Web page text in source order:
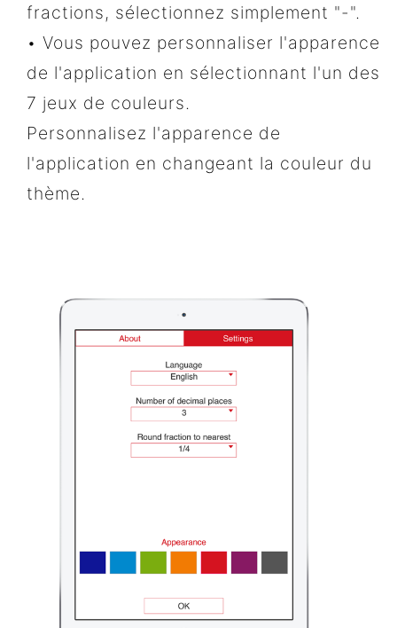
fractions, sélectionnez simplement "-".
• Vous pouvez personnaliser l'apparence
de l'application en sélectionnant l'un des
7 jeux de couleurs.
Personnalisez l'apparence de
l'application en changeant la couleur du
thème.